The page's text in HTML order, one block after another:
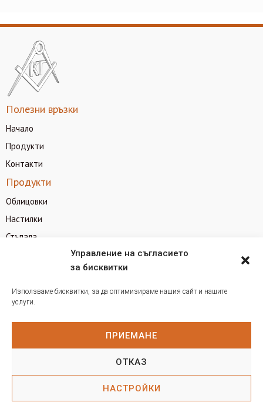
Управление на съгласието
за бисквитки
Използваме бисквитки, за да оптимизираме нашия сайт и нашите
услуги.
ПРИЕМАНЕ
ОТКАЗ
НАСТРОЙКИ
Полезни връзки
Начало
Продукти
Контакти
Продукти
Облицовки
Настилки
Стъпала
Каменни изделия
Плотове за кухня и баня